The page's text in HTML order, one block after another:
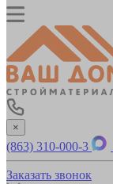
×
(863) 310-000-3
Заказать звонок